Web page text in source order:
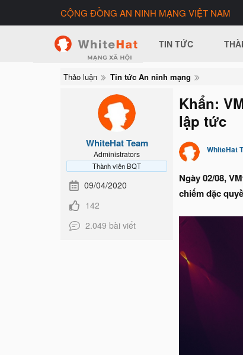
CỘNG ĐỒNG AN NINH MẠNG VIỆT NAM
TIN TỨC
Thảo luận Tin tức An ninh mạng
WhiteHat Team
Administrators
Thành viên BQT
09/04/2020
142
2.049 bài viết
Khẩn:
lập tức
WhiteHat
Ngày 02/08,
chiếm đặc